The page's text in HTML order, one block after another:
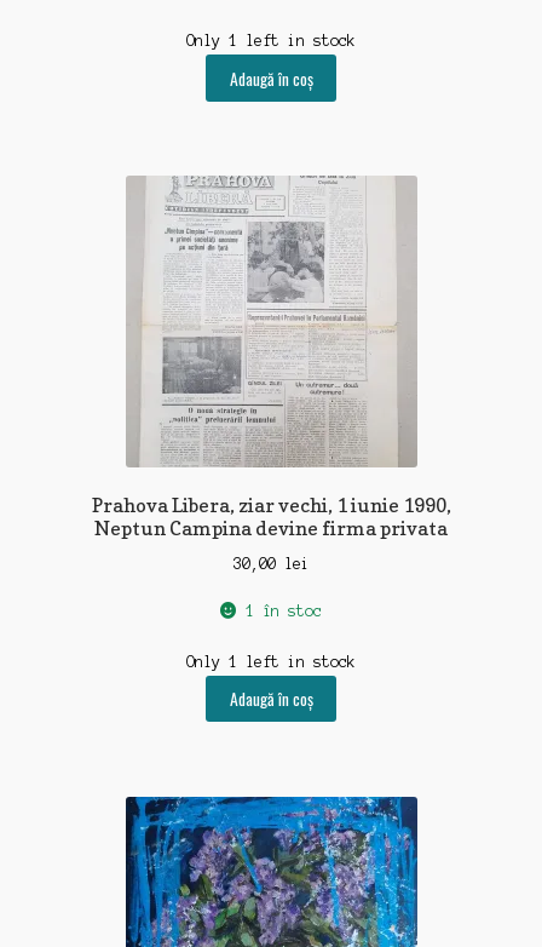
Only 1 left in stock
Adaugă în coș
Prahova Libera, ziar vechi, 1 iunie 1990,
Neptun Campina devine firma privata
30,00 lei
1 în stoc
Only 1 left in stock
Adaugă în coș